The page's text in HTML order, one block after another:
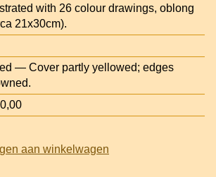
with 26 colour drawings, oblong
21x30cm).
— Cover partly yellowed; edges
aan winkelwagen